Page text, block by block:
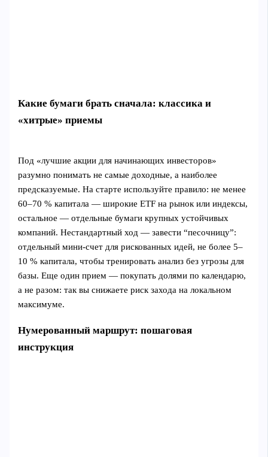
Какие бумаги брать сначала: классика и
«хитрые» приемы
Под «лучшие акции для начинающих инвесторов»
разумно понимать не самые доходные, а наиболее
предсказуемые. На старте используйте правило: не менее
60–70 % капитала — широкие ETF на рынок или индексы,
остальное — отдельные бумаги крупных устойчивых
компаний. Нестандартный ход — завести “песочницу”:
отдельный мини-счет для рискованных идей, не более 5–
10 % капитала, чтобы тренировать анализ без угрозы для
базы. Еще один прием — покупать долями по календарю,
а не разом: так вы снижаете риск захода на локальном
максимуме.
Нумерованный маршрут: пошаговая
инструкция